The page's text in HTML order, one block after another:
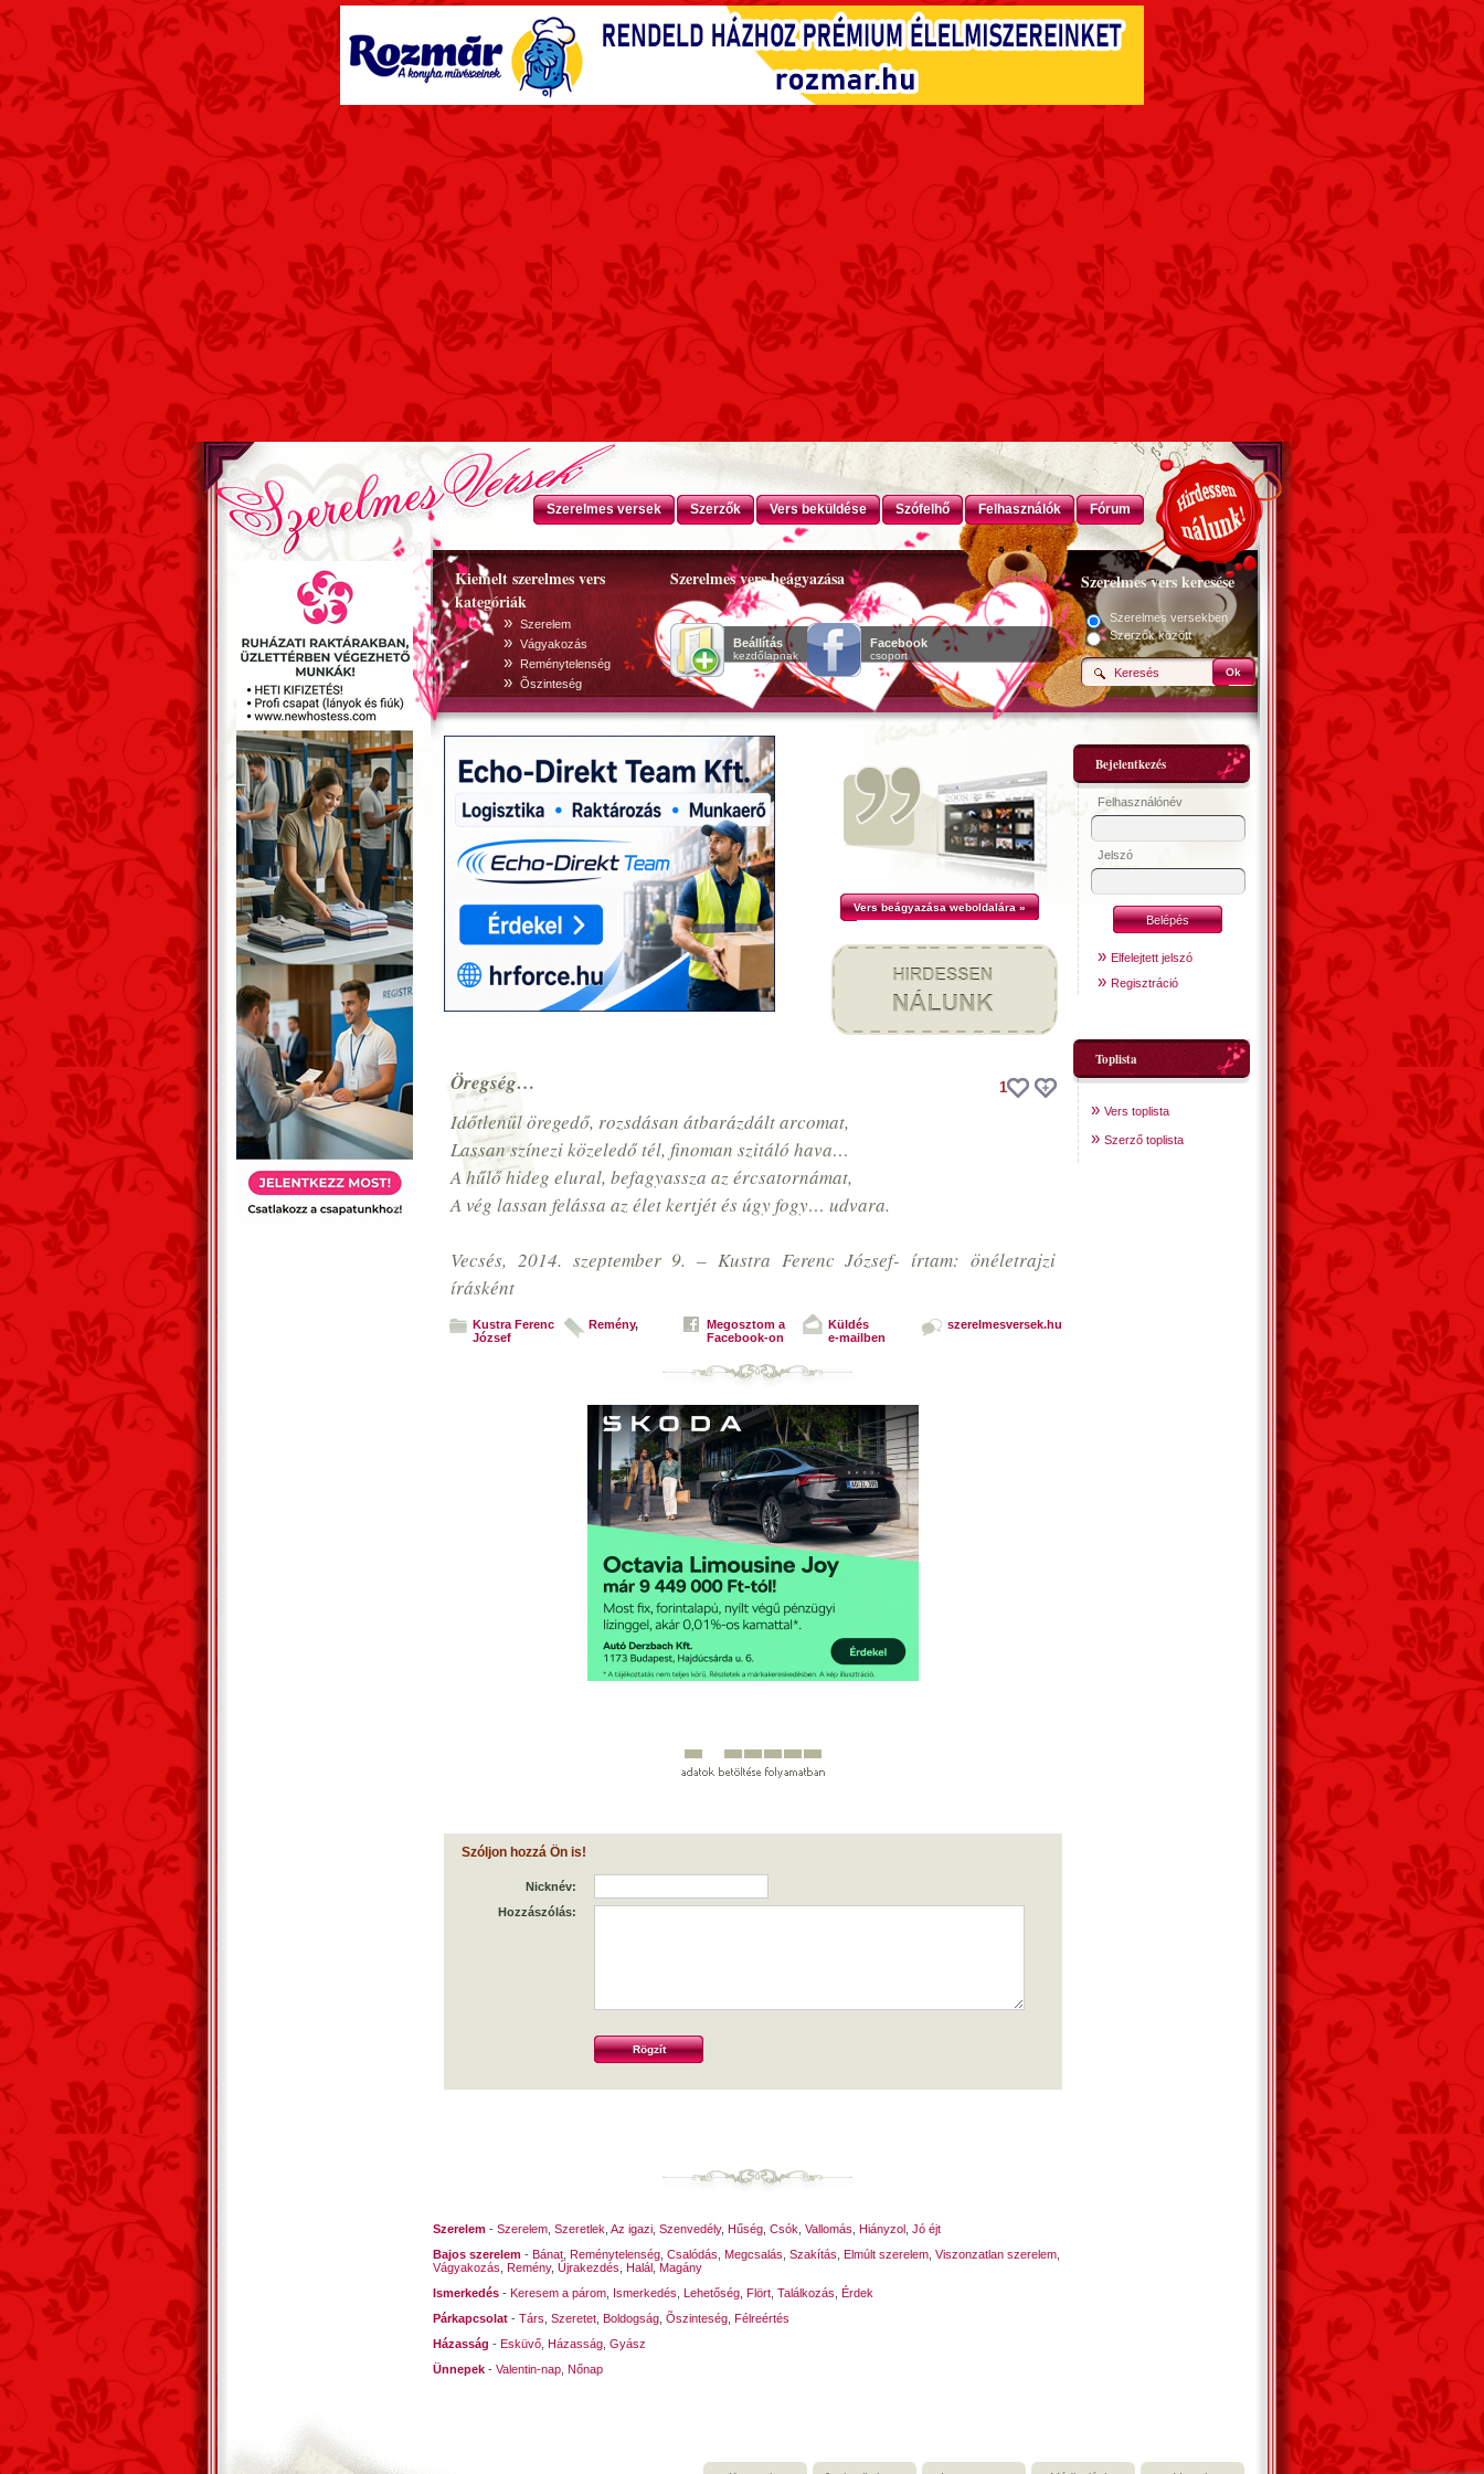
Szerelmes versek Szerzők Vers beküldése Szófelhő Felhasználók Fórum
Kiemelt szerelmes vers
kategóriák
» Szerelem
» Vágyakozás
» Reménytelenség
» Õszinteség
Szerelmes vers beágyazása
Beállítás
kezdőlapnak
Facebook
csoport
Szerelmes vers keresése
Szerelmes versekben
Szerzők között
Ok
Vers beágyazása weboldalára »
Öregség… 1
Időtlenül öregedő, rozsdásan átbarázdált arcomat,
Lassan színezi közeledő tél, finoman szitáló hava…
A hűlő hideg elural, befagyassza az ércsatornámat,
A vég lassan felássa az élet kertjét és úgy fogy… udvara.
Vecsés, 2014. szeptember 9. – Kustra Ferenc József- írtam: önéletrajzi
írásként
Kustra Ferenc
József
Remény,
Megosztom a
Facebook-on
Küldés
e-mailben
szerelmesversek.hu
Szóljon hozzá Ön is!
Nicknév:
Hozzászólás:
Szerelem - Szerelem Szeretlek Az igazi Szenvedély, Hűség Csók Vallomás Hiányzol Jó éjt
Bajos szerelem - Bánat Reménytelenség Csalódás Megcsalás Szakítás Elmúlt szerelem Viszonzatlan szerelem
Vágyakozás Remény, Újrakezdés Halál Magány
Ismerkedés - Keresem a párom Ismerkedés Lehetőség Flört Találkozás Érdek
Párkapcsolat - Társ Szeretet Boldogság Õszinteség Félreértés
Házasság - Esküvő Házasság Gyász
Ünnepek - Valentin-nap Nőnap
Bejelentkezés
Felhasználónév
Jelszó
» Elfelejtett jelszó
» Regisztráció
Toplista
» Vers toplista
» Szerző toplista